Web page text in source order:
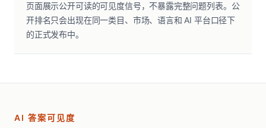
页面展示公开可读的可见度信号，不暴露完整问题列表。公
开排名只会出现在同一类目、市场、语言和 AI 平台口径下
的正式发布中。
AI 答案可见度